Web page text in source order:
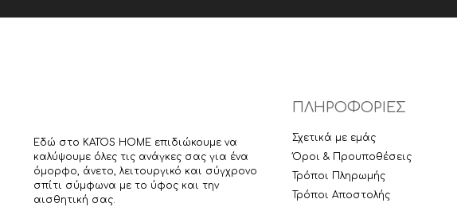
Εδώ στο KATOS HOME επιδιώκουμε να
καλύψουμε όλες τις ανάγκες σας για ένα
όμορφο, άνετο, λειτουργικό και σύγχρονο
σπίτι σύμφωνα με το ύφος και την
αισθητική σας.
ΠΛΗΡΟΦΟΡΙΕΣ
Σχετικά με εμάς
Όροι & Προυποθέσεις
Τρόποι Πληρωμής
Τρόποι Αποστολής